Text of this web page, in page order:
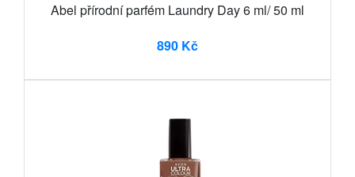
Abel přírodní parfém Laundry Day 6 ml/ 50 ml
890 Kč